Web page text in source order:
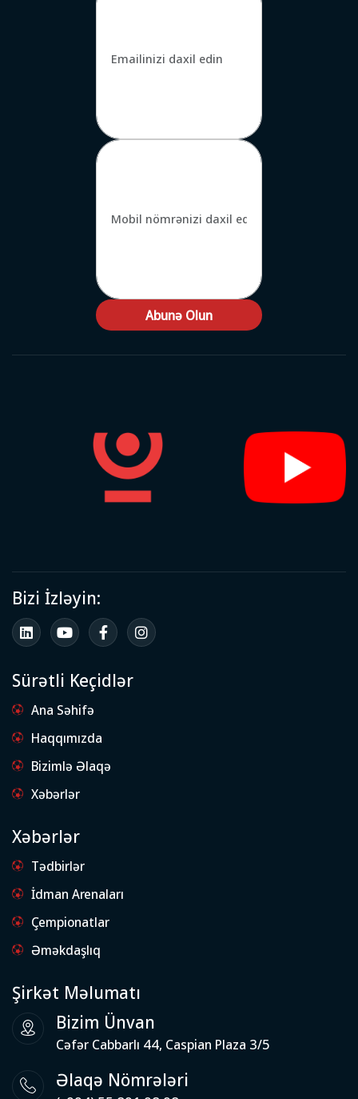
Abunə Olun
Bizi İzləyin:
Sürətli Keçidlər
Ana Səhifə
Haqqımızda
Bizimlə Əlaqə
Xəbərlər
Xəbərlər
Tədbirlər
İdman Arenaları
Çempionatlar
Əməkdaşlıq
Şirkət Məlumatı
Bizim Ünvan
Cəfər Cabbarlı 44, Caspian Plaza 3/5
Əlaqə Nömrələri